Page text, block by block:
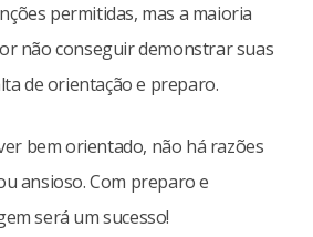
permitidas, mas a maioria
não conseguir demonstrar suas
de orientação e preparo.
bem orientado, não há razões
ansioso. Com preparo e
será um sucesso!